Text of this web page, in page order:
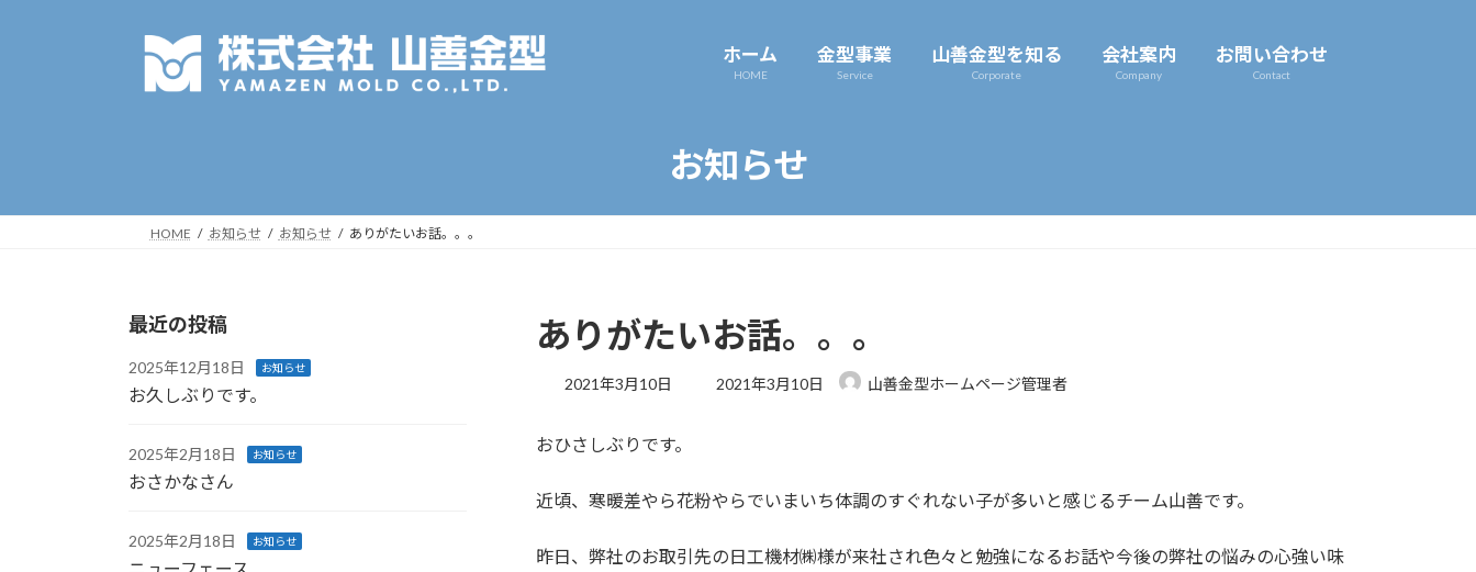
ホーム
HOME
金型事業
Service
山善金型を知る
Corporate
会社案内
Company
お問い合わせ
Contact
お知らせ
HOME お知らせ お知らせ ありがたいお話。。。
ありがたいお話。。。
2021年3月10日
最
:
2021年3月10日 山善金型ホームページ管理者
おひさしぶりです。
近頃、寒暖差やら花粉やらでいまいち体調のすぐれない子が多いと感じるチーム山善です。
昨日、弊社のお取引先の日工機材㈱様が来社され色々と勉強になるお話や今後の弊社の悩みの心強い味
最近の投稿
2025年12月18日 お知らせ
お久しぶりです。
2025年2月18日 お知らせ
おさかなさん
2025年2月18日 お知らせ